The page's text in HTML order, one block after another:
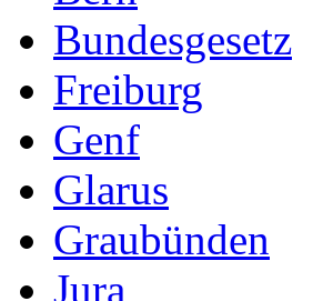
Bundesgesetz
Freiburg
Genf
Glarus
Graubünden
Jura